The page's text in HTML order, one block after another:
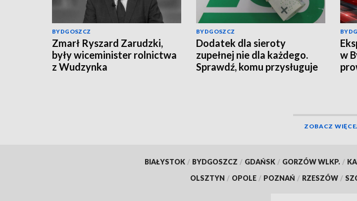
BYDGOSZCZ
Zmarł Ryszard Zarudzki,
były wiceminister rolnictwa
z Wudzynka
BYDGOSZCZ
Dodatek dla sieroty
zupełnej nie dla każdego.
Sprawdź, komu przysługuje
w
ZOBACZ
BIAŁYSTOK / BYDGOSZCZ / GDAŃSK / GORZÓW WLKP. /
OLSZTYN / OPOLE / POZNAŃ / RZESZÓW /